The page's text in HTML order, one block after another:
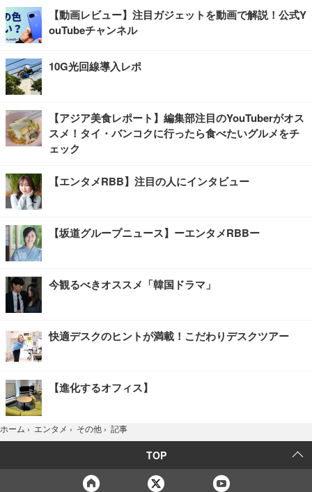
【動画レビュー】注目ガジェットを動画で解説！公式Y
ouTubeチャンネル
10G光回線導入レポ
【アジア美食レポート】編集部注目のYouTuberがオス
スメ！タイ・バンコクに行ったら食べたいグルメをチ
ェック
【エンタメRBB】注目の人にインタビュー
【坂道グループニュース】ーエンタメRBBー
今観るべきオススメ「韓国ドラマ」
快適デスクのヒントが満載！こだわりデスクツアー
【進化するオフィス】
ホーム › エンタメ › その他 › 記事
TOP